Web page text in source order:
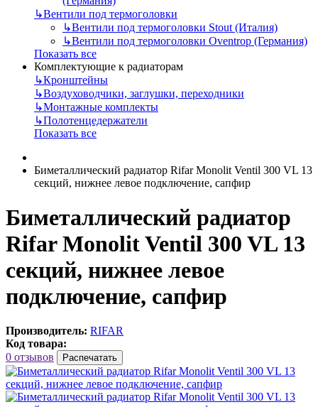
↳Вентили под термоголовки
↳Вентили под термоголовки Stout (Италия)
↳Вентили под термоголовки Oventrop (Германия)
Показать все
Комплектующие к радиаторам
↳Кронштейны
↳Воздуховодчики, заглушки, переходники
↳Монтажные комплекты
↳Полотенцедержатели
Показать все
Биметаллический радиатор Rifar Monolit Ventil 300 VL 13
секций, нижнее левое подключение, сапфир
Биметаллический радиатор
Rifar Monolit Ventil 300 VL 13
секций, нижнее левое
подключение, сапфир
Производитель: RIFAR
Код товара:
0 отзывов
Распечатать